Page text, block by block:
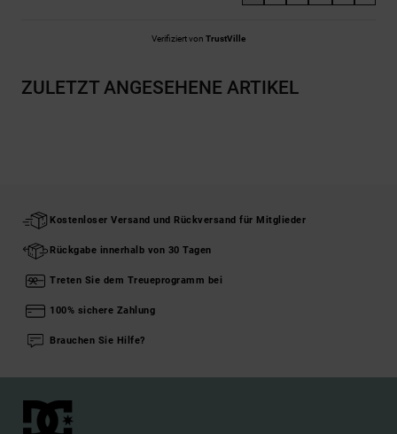
Verifiziert von TrustVille
ZULETZT ANGESEHENE ARTIKEL
Kostenloser Versand und Rückversand für Mitglieder
Rückgabe innerhalb von 30 Tagen
Treten Sie dem Treueprogramm bei
100% sichere Zahlung
Brauchen Sie Hilfe?